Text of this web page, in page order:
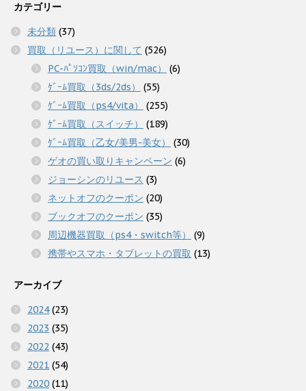
カテゴリー
未分類 (37)
買取（リユース）に関して (526)
PC-ﾊﾟｿｺﾝ買取（win/mac）
(6)
ｹﾞｰﾑ買取（3ds/2ds）
(55)
ｹﾞｰﾑ買取（ps4/vita）
(255)
ｹﾞｰﾑ買取（スイッチ）
(189)
ｹﾞｰﾑ買取（乙女/美男-美女）
(30)
ゲオの買い取りキャンペーン (6)
ジョーシンのリユース (3)
ネットオフのクーポン (20)
ブックオフのクーポン (35)
周辺機器買取（ps4・switch等）
(9)
携帯やスマホ・タブレットの買取 (13)
アーカイブ
2024(23)
2023 (35)
2022 (43)
2021 (54)
2020 (11)